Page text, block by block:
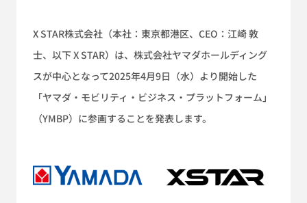
X STAR株式会社（本社：東京都港区、CEO：江崎 敦
士、以下 X STAR）は、株式会社ヤマダホールディング
スが中心となって2025年4月9日（水）より開始した
「ヤマダ・モビリティ・ビジネス・プラットフォーム」
（YMBP）に参画することを発表します。